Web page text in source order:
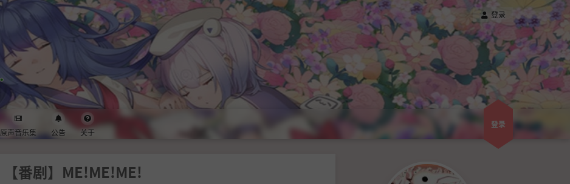
登录
原声音乐集 公告 关于
登录
【番剧】ME!ME!ME!